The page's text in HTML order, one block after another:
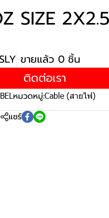
SIZE
ขายแล้ว 0 ชิ้น
ติดต่อเรา
หมวดหมู่:Cable (สายไฟ)
แชร์